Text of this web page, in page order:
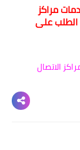
مراكز
الطلب على
الاتصال